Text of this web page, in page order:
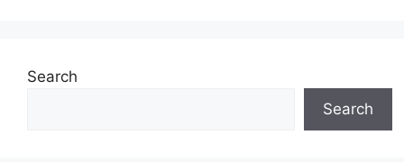
Search
Search